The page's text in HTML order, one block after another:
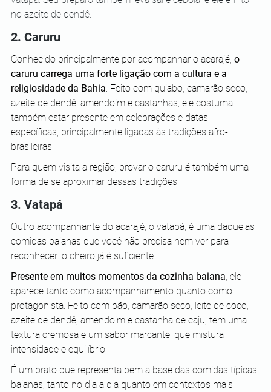
no azeite de dendê.
2. Caruru
Conhecido principalmente por acompanhar o acarajé, o
caruru carrega uma forte ligação com a cultura e a
religiosidade da Bahia. Feito com quiabo, camarão seco,
azeite de dendê, amendoim e castanhas, ele costuma
também estar presente em celebrações e datas
específicas, principalmente ligadas às tradições afro-
brasileiras.
Para quem visita a região, provar o caruru é também uma
forma de se aproximar dessas tradições.
3. Vatapá
Outro acompanhante do acarajé, o vatapá, é uma daquelas
comidas baianas que você não precisa nem ver para
reconhecer: o cheiro já é suficiente.
Presente em muitos momentos da cozinha baiana, ele
aparece tanto como acompanhamento quanto como
protagonista. Feito com pão, camarão seco, leite de coco,
azeite de dendê, amendoim e castanha de caju, tem uma
textura cremosa e um sabor marcante, que mistura
intensidade e equilíbrio.
É um prato que representa bem a base das comidas típicas
baianas, tanto no dia a dia quanto em contextos mais